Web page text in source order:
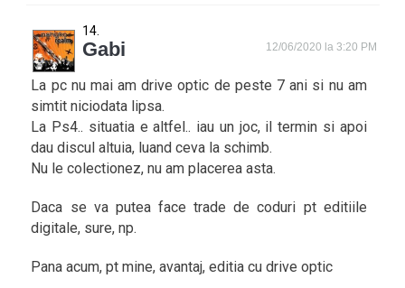
Gabi 12/06/2020 la 3:20 PM
La pc nu mai am drive optic de peste 7 ani si nu am
simtit niciodata lipsa.
La Ps4.. situatia e altfel.. iau un joc, il termin si apoi
dau discul altuia, luand ceva la schimb.
Nu le colectionez, nu am placerea asta.
Daca se va putea face trade de coduri pt editiile
digitale, sure, np.
Pana acum, pt mine, avantaj, editia cu drive optic